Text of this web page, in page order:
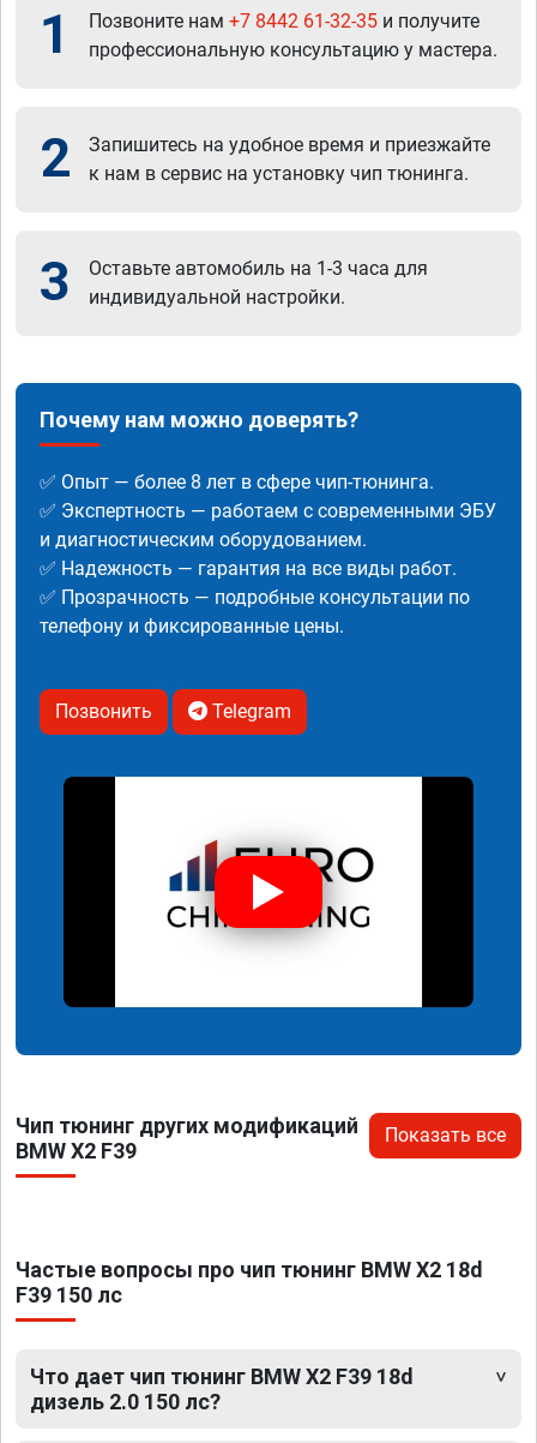
1 Позвоните нам +7 8442 61-32-35 и получите
профессиональную консультацию у мастера.
2
Запишитесь на удобное время и приезжайте
к нам в сервис на установку чип тюнинга.
3
Оставьте автомобиль на 1-3 часа для
индивидуальной настройки.
Почему нам можно доверять?
✅ Опыт — более 8 лет в сфере чип-тюнинга.
✅ Экспертность — работаем с современными ЭБУ
и диагностическим оборудованием.
✅ Надежность — гарантия на все виды работ.
✅ Прозрачность — подробные консультации по
телефону и фиксированные цены.
Позвонить Telegram
Чип тюнинг других модификаций
BMW X2 F39
Показать все
Частые вопросы про чип тюнинг BMW X2 18d
F39 150 лс
Что дает чип тюнинг BMW X2 F39 18d
дизель 2.0 150 лс?